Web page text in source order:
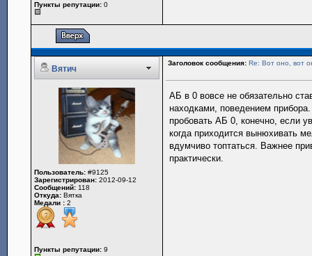
Пункты репутации: 0
Вятич
Заголовок сообщения: Re: Вот оно, вот
Пользователь: #9125
Зарегистрирован: 2012-09-12
Сообщений: 118
Откуда: Вятка
Медали : 2
Пункты репутации: 9
АБ в 0 вовсе не обязательно
находками, поведением
пробовать АБ 0, конечно, если
когда приходится вынюхивать
вдумчиво топтаться. Важнее
практически.